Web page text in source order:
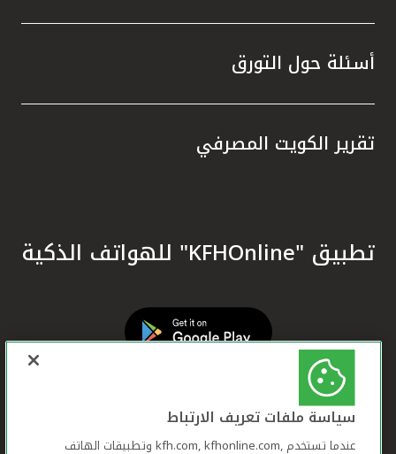
أسئلة حول التورق
تقرير الكويت المصرفي
تطبيق "KFHOnline" للهواتف الذكية
سياسة ملفات تعريف الارتباط
عندما تستخدم ,kfh.com, kfhonline.com وتطبيقات الهاتف